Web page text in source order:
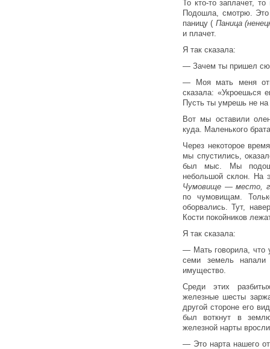
То кто-то заплачет,
Подошла, смотрю.
паницу ( Паница
и плачет.
Я так сказала:
— Зачем ты пришел
— Моя мать меня
сказала: «Укроешься
Пусть ты умрешь не на
Вот мы оставили
куда. Маленького
Через некоторое
мы спустились,
был мыс. Мы
небольшой склон. На
Чумовище — место,
по чумовищам.
оборвались. Тут,
Кости покойников
Я так сказала:
— Мать говорила, что
семи земель
имущество.
Среди этих
железные шесты
другой стороне его
был воткнут в
железной нарты
— Это нарта нашего